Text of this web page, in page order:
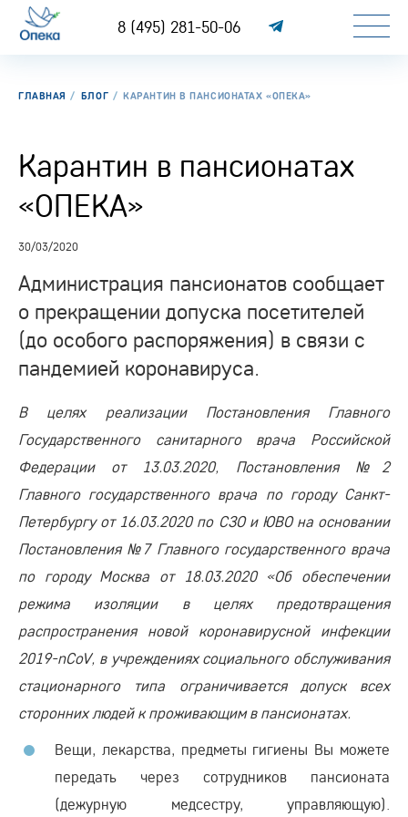
8 (495) 281-50-06
ГЛАВНАЯ БЛОГ КАРАНТИН В ПАНСИОНАТАХ «ОПЕКА»
Карантин в пансионатах
«ОПЕКА»
30/03/2020
Администрация пансионатов сообщает
о прекращении допуска посетителей
(до особого распоряжения) в связи с
пандемией коронавируса.
В целях реализации Постановления Главного
Государственного санитарного врача Российской
Федерации от 13.03.2020, Постановления №2
Главного государственного врача по городу Санкт-
Петербургу от 16.03.2020 по СЗО и ЮВО на основании
Постановления №7 Главного государственного врача
по городу Москва от 18.03.2020 «Об обеспечении
режима изоляции в целях предотвращения
распространения новой коронавирусной инфекции
2019-nCoV, в учреждениях социального обслуживания
стационарного типа ограничивается допуск всех
сторонних людей к проживающим в пансионатах.
Вещи, лекарства, предметы гигиены Вы можете
передать через сотрудников пансионата
(дежурную медсестру, управляющую).